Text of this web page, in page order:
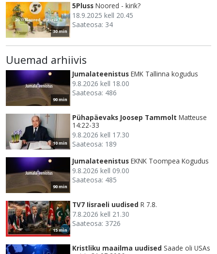
30 min
5Pluss Noored - kirik?
18.9.2025 kell 20.45
Saateosa: 34
Uuemad arhiivis
90 min
Jumalateenistus EMK Tallinna kogudus
9.8.2026 kell 18.00
Saateosa: 486
10 min
Pühapäevaks Joosep Tammolt Matteuse
14:22-33
9.8.2026 kell 17.30
Saateosa: 189
90 min
Jumalateenistus EKNK Toompea Kogudus
9.8.2026 kell 09.00
Saateosa: 485
15 min
TV7 Iisraeli uudised R 7.8.
7.8.2026 kell 21.30
Saateosa: 3726
Kristliku maailma uudised Saade oli USAs